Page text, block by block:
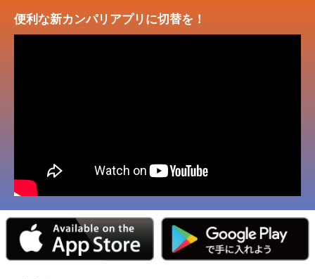
便利な新カンパリアプリに切替を！